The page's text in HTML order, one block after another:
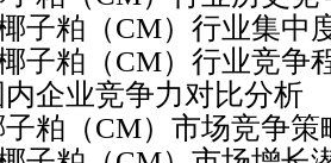
（CM）行业集中
（CM）行业竞争
企业竞争力对比分析
（CM）市场竞争策